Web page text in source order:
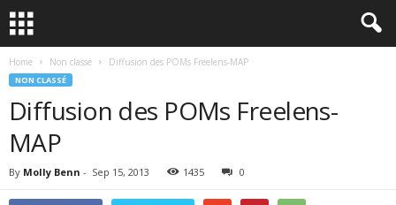
Home Non classé Diffusion des POMs Freelens-MAP
NON CLASSÉ
Diffusion des POMs Freelens-
MAP
By Molly Benn - Sep 15, 2013 1435 0